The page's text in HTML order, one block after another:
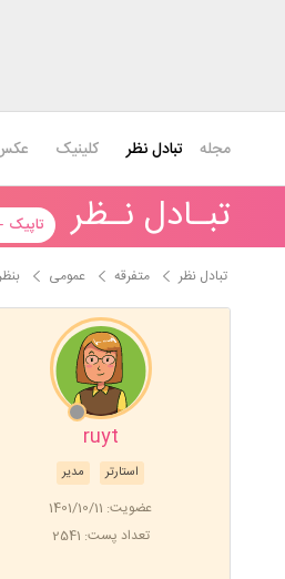
مجله تبادل نظر کلینیک
تبـادل نـظر تاپیک
تبادل نظر متفرقه عمومی
ruyt
مدیر استارتر
عضویت: 1401/10/11
تعداد پست: 2541